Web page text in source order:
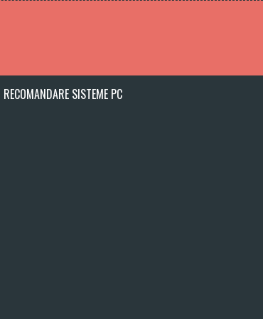
RECOMANDARE SISTEME PC